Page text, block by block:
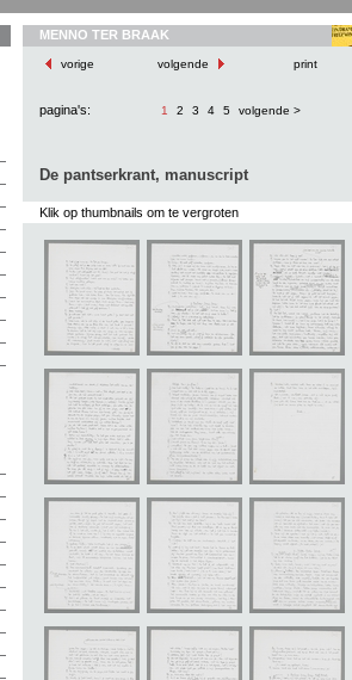
MENNO TER BRAAK
vorige volgende print
pagina's: 1 2 3 4 5 volgende >
De pantserkrant, manuscript
Klik op thumbnails om te vergroten